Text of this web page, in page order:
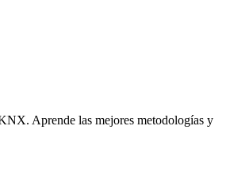
Aprende las mejores metodologías y